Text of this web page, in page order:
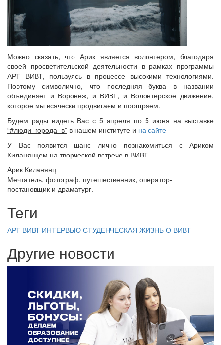
Можно сказать, что Арик является волонтером, благодаря
своей просветительской деятельности в рамках программы
АРТ ВИВТ, пользуясь в процессе высокими технологиями.
Поэтому символично, что последняя буква в названии
объединяет и Воронеж, и ВИВТ, и Волонтерское движение,
которое мы всячески продвигаем и поощряем.
Будем рады видеть Вас с 5 апреля по 5 июня на выставке
“#люди_города_в” в нашем институте и на сайте
У Вас появится шанс лично познакомиться с Ариком
Киланянцем на творческой встрече в ВИВТ.
Арик Киланянц
Мечтатель, фотограф, путешественник, оператор-
постановщик и драматург.
Теги
АРТ ВИВТ ИНТЕРВЬЮ СТУДЕНЧЕСКАЯ ЖИЗНЬ О ВИВТ
Другие новости